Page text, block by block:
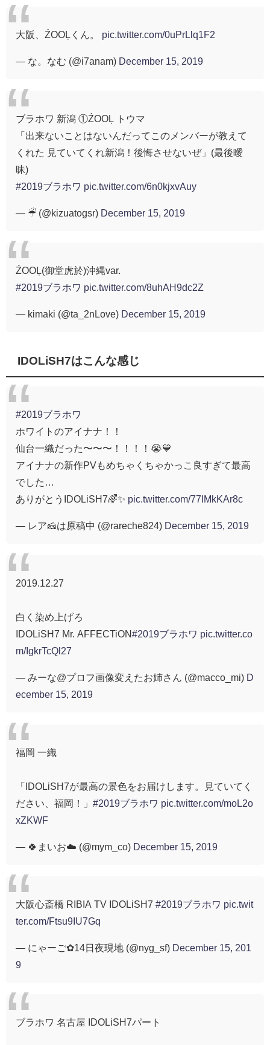
大阪、ŹOOĻくん。 pic.twitter.com/0uPrLlq1F2
— な。なむ (@i7anam) December 15, 2019
ブラホワ 新潟 ①ŹOOĻ トウマ
「出来ないことはないんだってこのメンバーが教えて
くれた 見ていてくれ新潟！後悔させないぜ」(最後曖
昧)
#2019ブラホワ pic.twitter.com/6n0kjxvAuy
— ☔︎ (@kizuatogsr) December 15, 2019
ŹOOĻ(御堂虎於)沖縄var.
#2019ブラホワ pic.twitter.com/8uhAH9dc2Z
— kimaki (@ta_2nLove) December 15, 2019
IDOLiSH7はこんな感じ
#2019ブラホワ
ホワイトのアイナナ！！
仙台一織だった〜〜〜！！！！😭💙
アイナナの新作PVもめちゃくちゃかっこ良すぎて最高
でした…
ありがとうIDOLiSH7🌈✨ pic.twitter.com/77IMkKAr8c
— レア🧀は原稿中 (@rareche824) December 15, 2019
2019.12.27
白く染め上げろ
IDOLiSH7 Mr. AFFECTiON#2019ブラホワ pic.twitter.co
m/IgkrTcQl27
— みーな@プロフ画像変えたお姉さん (@macco_mi) D
ecember 15, 2019
福岡 一織
「IDOLiSH7が最高の景色をお届けします。見ていてく
ださい、福岡！」 #2019ブラホワ pic.twitter.com/moL2o
xZKWF
— 🍀まいお☁️ (@mym_co) December 15, 2019
大阪心斎橋 RIBIA TV IDOLiSH7 #2019ブラホワ pic.twit
ter.com/Ftsu9IU7Gq
— にゃーご✿14日夜現地 (@nyg_sf) December 15, 201
9
ブラホワ 名古屋 IDOLiSH7パート